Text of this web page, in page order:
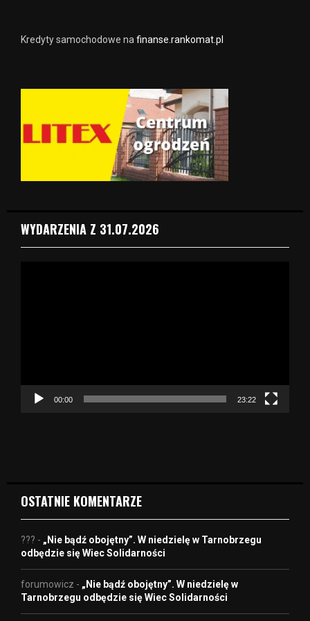
Kredyty samochodowe na finanse.rankomat.pl
WYDARZENIA Z 31.07.2026
c
00:00 23:22
OSTATNIE KOMENTARZE
??? - „Nie bądź obojętny”. W niedzielę w Tarnobrzegu
odbędzie się Wiec Solidarności
forumowicz - „Nie bądź obojętny”. W niedzielę w
Tarnobrzegu odbędzie się Wiec Solidarności